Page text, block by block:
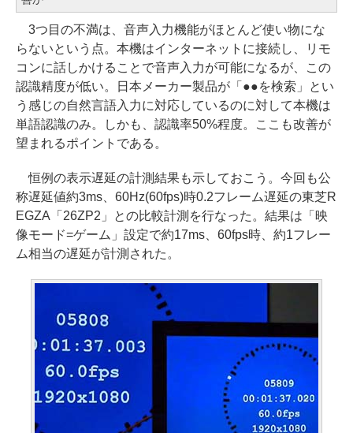
3つ目の不満は、音声入力機能がほとんど使い物にな
らないという点。本機はインターネットに接続し、リモ
コンに話しかけることで音声入力が可能になるが、この
認識精度が低い。日本メーカー製品が「●●を検索」とい
う感じの自然言語入力に対応しているのに対して本機は
単語認識のみ。しかも、認識率50%程度。ここも改善が
望まれるポイントである。
恒例の表示遅延の計測結果も示しておこう。今回も公
称遅延値約3ms、60Hz(60fps)時0.2フレーム遅延の東芝R
EGZA「26ZP2」との比較計測を行なった。結果は「映
像モード=ゲーム」設定で約17ms、60fps時、約1フレー
ム相当の遅延が計測された。